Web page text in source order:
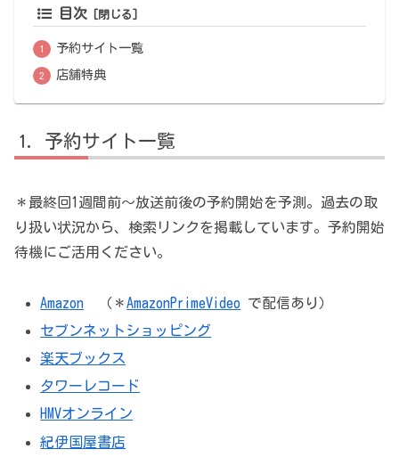
目次
予約サイト一覧
店舗特典
予約サイト一覧
＊最終回1週間前～放送前後の予約開始を予測。過去の取
り扱い状況から、検索リンクを掲載しています。予約開始
待機にご活用ください。
Amazon （＊AmazonPrimeVideo で配信あり）
セブンネットショッピング
楽天ブックス
タワーレコード
HMVオンライン
紀伊国屋書店